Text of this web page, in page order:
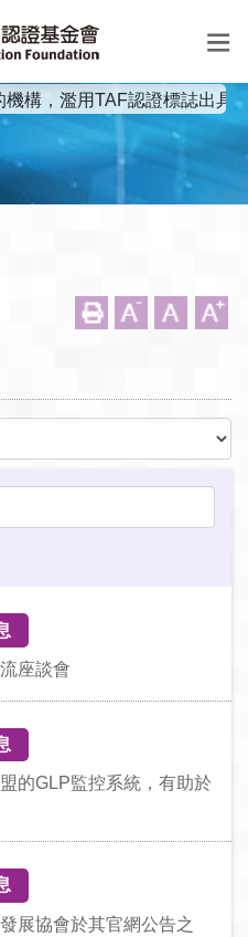
選
機構，濫用TAF認證標誌出具
座談會
的GLP監控系統，有助於
展協會於其官網公告之